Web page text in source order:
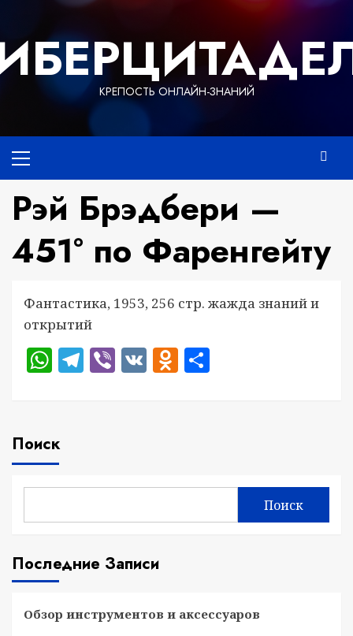
содержимому
КРЕПОСТЬ ОНЛАЙН-ЗНАНИЙ
меню
Рэй Брэдбери —
451° по Фаренгейту
Фантастика, 1953, 256 стр. жажда знаний и
открытий
WhatsApp
Telegram
Viber
VKOdnoklassniki
Поиск
Поиск
Последние Записи
Обзор инструментов и аксессуаров